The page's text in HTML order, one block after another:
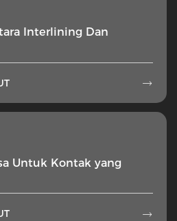
Interlining Dan

Untuk Kontak yang
